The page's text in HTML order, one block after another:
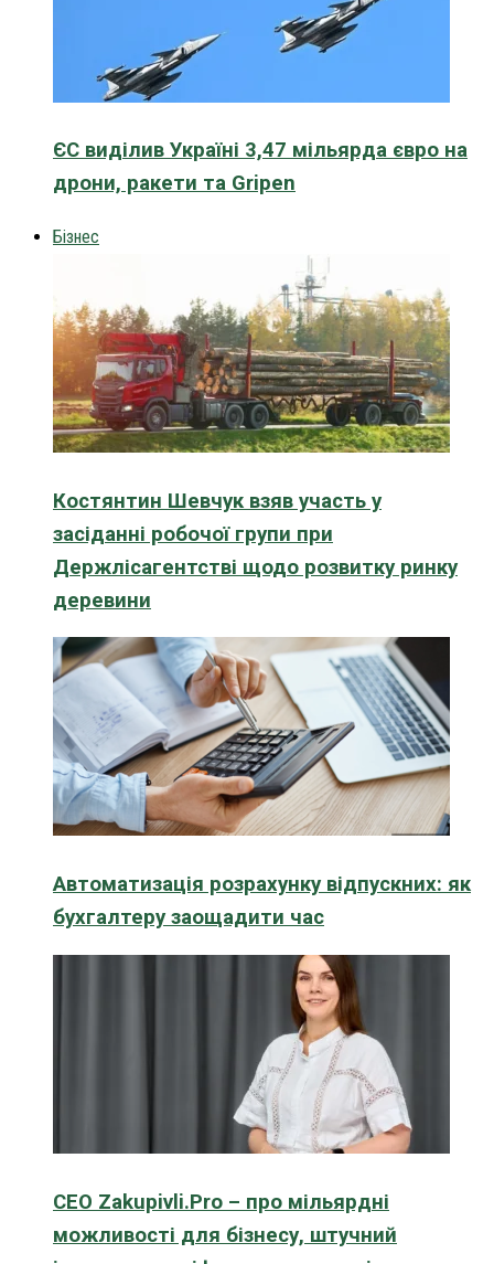
ЄС виділив Україні 3,47 мільярда євро на
дрони, ракети та Gripen
Бізнес
Костянтин Шевчук взяв участь у
засіданні робочої групи при
Держлісагентстві щодо розвитку ринку
деревини
Автоматизація розрахунку відпускних: як
бухгалтеру заощадити час
CEO Zakupivli.Pro – про мільярдні
можливості для бізнесу, штучний